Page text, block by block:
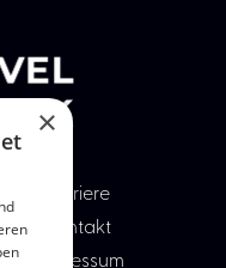
Karriere
Kontakt
Impressum
×